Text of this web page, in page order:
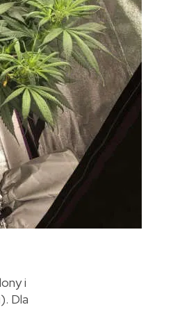
i
Dla